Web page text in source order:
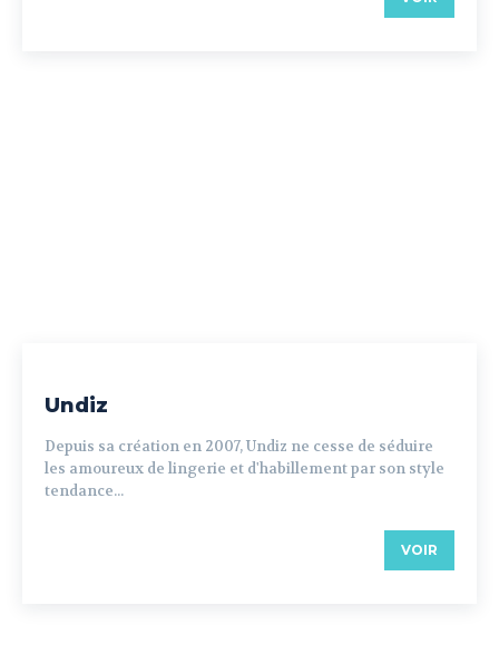
Undiz
Depuis sa création en 2007, Undiz ne cesse de séduire
les amoureux de lingerie et d'habillement par son style
tendance...
VOIR